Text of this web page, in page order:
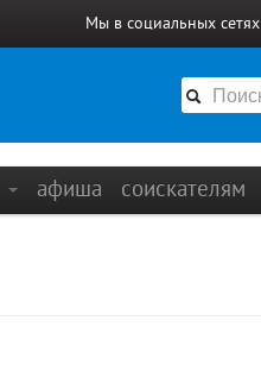
Мы в социальных сетях
афиша соискателям